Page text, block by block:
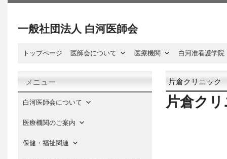
一般社団法人 白河医師会
トップページ 医師会について 医療機関 白河准看護学院
片倉クリニック
片倉ク
メニュー
白河医師会について
医療機関のご案内
保健・福祉関連